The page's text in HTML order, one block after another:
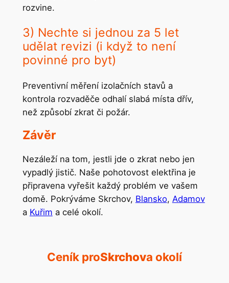
rozvine.
3) Nechte si jednou za 5 let
udělat revizi (i když to není
povinné pro byt)
Preventivní měření izolačních stavů a
kontrola rozvaděče odhalí slabá místa dřív,
než způsobí zkrat či požár.
Závěr
Nezáleží na tom, jestli jde o zkrat nebo jen
vypadlý jistič. Naše pohotovost elektřina je
připravena vyřešit každý problém ve vašem
domě. Pokrýváme Skrchov, Blansko, Adamov
a Kuřim a celé okolí.
Ceník proSkrchova okolí